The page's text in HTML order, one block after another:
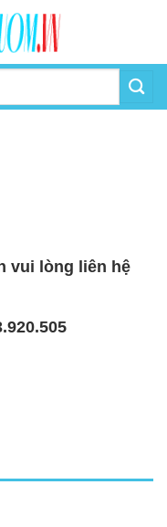
vui lòng liên hệ